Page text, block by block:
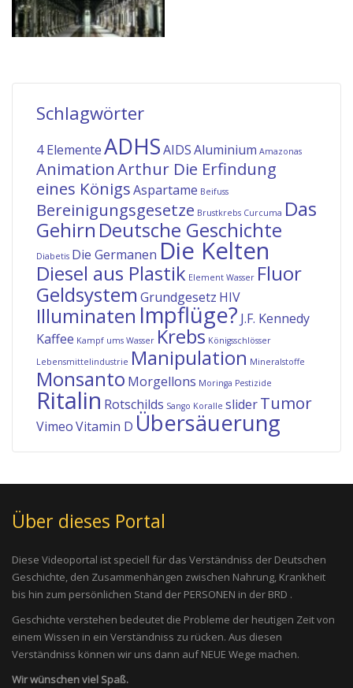
Schlagwörter
4 ElementeADHSAIDSAluminium Amazonas
AnimationArthur Die Erfindung
eines KönigsAspartame Beifuss
Bereinigungsgesetze Brustkrebs Curcuma Das
Gehirn Deutsche Geschichte
Diabetis Die Germanen Die Kelten
Diesel aus Plastik Element Wasser Fluor
Geldsystem Grundgesetz HIV
Illuminaten Impflüge? J.F. Kennedy
Kaffee Kampf ums Wasser Krebs Königsschlösser
Lebensmittelindustrie Manipulation Mineralstoffe
Monsanto Morgellons Moringa Pestizide
Ritalin Rotschilds Sango Koralle sliderTumor
VimeoVitamin D Übersäuerung
Über dieses Portal
Diese Videoportal ist speciell für das Verständniss der Deutschen
Geschichte, den Zusammenhängen zwischen Nahrung, Krankheit
bis hin zum persönlichen Stand der PERSONEN in der BRD .
Geschichte verstehen bedeutet die Probleme der heutigen Zeit von
einem Wissen in ein Verständniss zu rücken. Aus diesen
Verständniss können wir uns dann auf NEUE Wege machen.
Wir wünschen viel Spaß.